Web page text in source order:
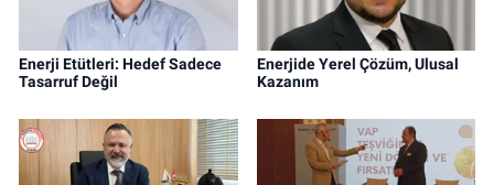
Enerji Etütleri: Hedef Sadece
Tasarruf Değil
Enerjide Yerel Çözüm, Ulusal
Kazanım